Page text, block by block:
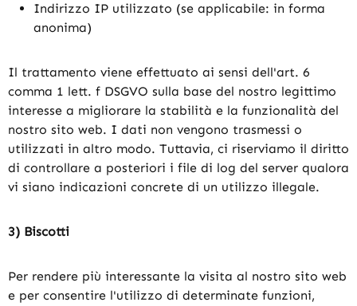
Indirizzo IP utilizzato (se applicabile: in forma
anonima)
Il trattamento viene effettuato ai sensi dell'art. 6
comma 1 lett. f DSGVO sulla base del nostro legittimo
interesse a migliorare la stabilità e la funzionalità del
nostro sito web. I dati non vengono trasmessi o
utilizzati in altro modo. Tuttavia, ci riserviamo il diritto
di controllare a posteriori i file di log del server qualora
vi siano indicazioni concrete di un utilizzo illegale.
3) Biscotti
Per rendere più interessante la visita al nostro sito web
e per consentire l'utilizzo di determinate funzioni,